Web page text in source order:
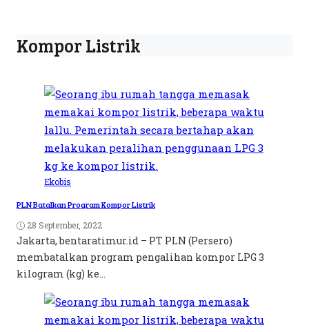
Kompor Listrik
Ekobis
PLN Batalkan Program Kompor Listrik
28 September, 2022
Jakarta, bentaratimur.id – PT PLN (Persero)
membatalkan program pengalihan kompor LPG 3
kilogram (kg) ke...